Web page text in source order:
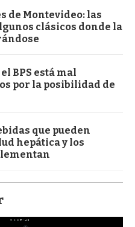
de Montevideo: las
clásicos donde la
BPS está mal
por la posibilidad de
que pueden
hepática y los